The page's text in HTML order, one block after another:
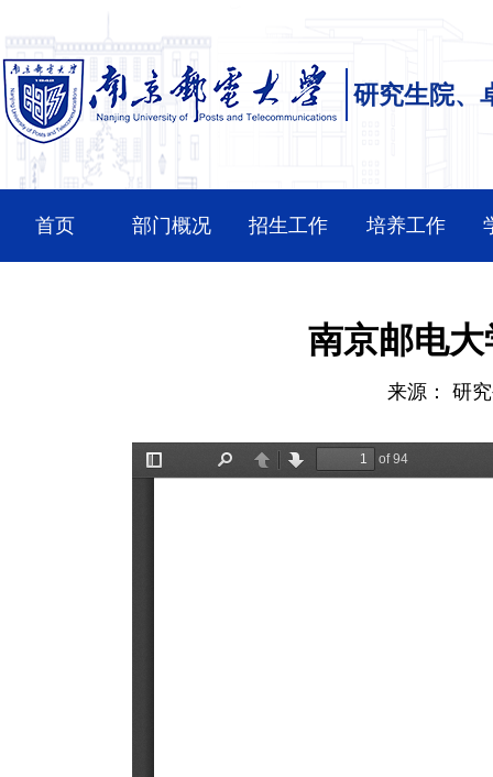
研究生院、
首页 部门概况 招生工作 培养工作
南京邮电
来源： 研